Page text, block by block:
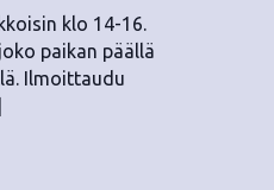
klo 14-16.
paikan päällä
Ilmoittaudu